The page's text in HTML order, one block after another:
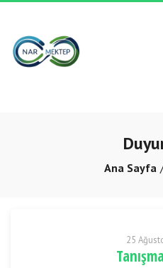
Ana Sayfa
25